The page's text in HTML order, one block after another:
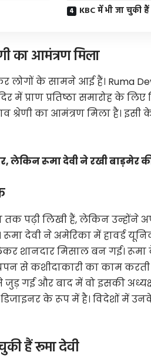
KBC में भी जा चुकी
का आमंत्रण मिला
लोगों के सामने आई हैं। Ruma
में प्राण प्रतिष्ठा समारोह के
श्रेणी का आमंत्रण मिला है।
लेकिन रूमा देवी ने रखी बाड़मेर
तक पढ़ी लिखी हैं, लेकिन
देवी ने अमेरिका में हावर्ड
शानदार मिसाल बन गई। रूमा
से कशीदाकारी का काम
जुड़ गई और बाद में वो इसकी
के रूप में है। विदेशों में
हैं रूमा देवी